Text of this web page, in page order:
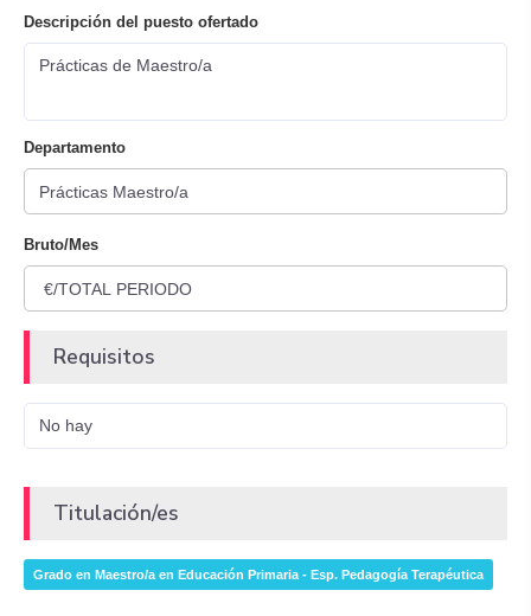
Descripción del puesto ofertado
Prácticas de Maestro/a
Departamento
Bruto/Mes
Requisitos
No hay
Titulación/es
Grado en Maestro/a en Educación Primaria - Esp. Pedagogía Terapéutica